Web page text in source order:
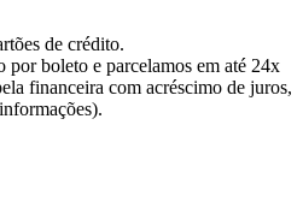
(0)
(2)
(8)
de crédito.
por boleto e parcelamos em até 24x
financeira com acréscimo de juros,